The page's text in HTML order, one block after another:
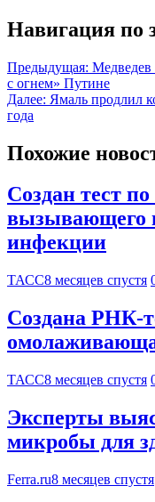
Навигация по
Предыдущая: Медведев
с огнем» Путине
Далее: Ямаль продлил
года
Похожие
Создан тест
вызывающего
инфекции
ТАСС8 месяцев спустя
Создана РНК-
ТАСС8 месяцев спустя
Эксперты
микробы для
Ferra.ru8 месяцев спустя